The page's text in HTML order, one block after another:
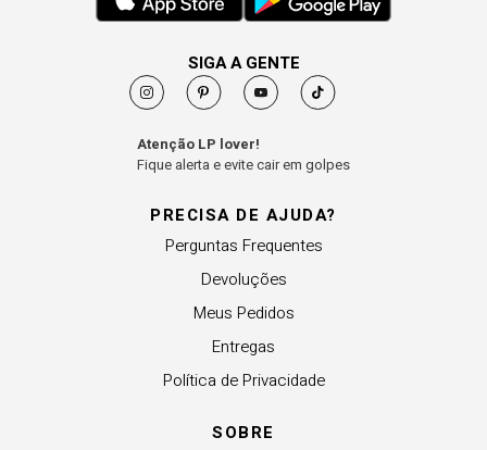
PRECISA DE AJUDA?
Perguntas Frequentes
Devoluções
Meus Pedidos
Entregas
Política de Privacidade
SOBRE
SIGA A GENTE
Atenção LP lover!
Fique alerta e evite cair em golpes